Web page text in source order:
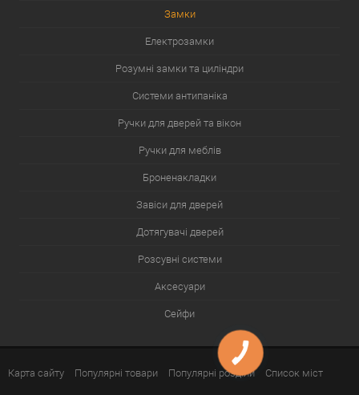
Замки
Електрозамки
Розумні замки та циліндри
Системи антипаніка
Ручки для дверей та вікон
Ручки для меблів
Броненакладки
Завіси для дверей
Дотягувачі дверей
Розсувні системи
Аксесуари
Сейфи
Карта сайту Популярні товари Популярні розділи Список міст